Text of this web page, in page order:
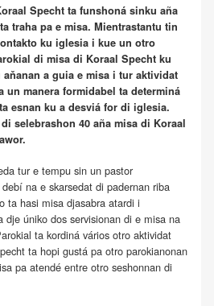
Specht ta funshoná sinku aña
traha pa e misa. Mientrastantu tin
ku iglesia i kue un otro
di misa di Koraal Specht ku
a guia e misa i tur aktividat
un manera formidabel ta determiná
esnan ku a desviá for di iglesia.
selebrashon 40 aña misa di Koraal
tur e tempu sin un pastor
na e skarsedat di padernan riba
ta hasi misa djasabra atardi i
úniko dos servisionan di e misa na
ta kordiná vários otro aktividat
ta hopi gustá pa otro parokianonan
pa atendé entre otro seshonnan di